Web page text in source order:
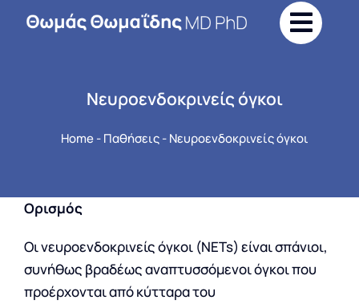
Νευροενδοκρινείς όγκοι
Home-Παθήσεις-Νευροενδοκρινείς όγκοι
Ορισμός
Οι νευροενδοκρινείς όγκοι (NETs) είναι σπάνιοι,
συνήθως βραδέως αναπτυσσόμενοι όγκοι που
προέρχονται από κύτταρα του